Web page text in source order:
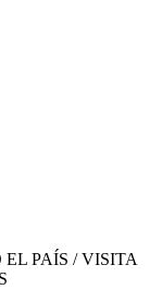
PAÍS / VISITA